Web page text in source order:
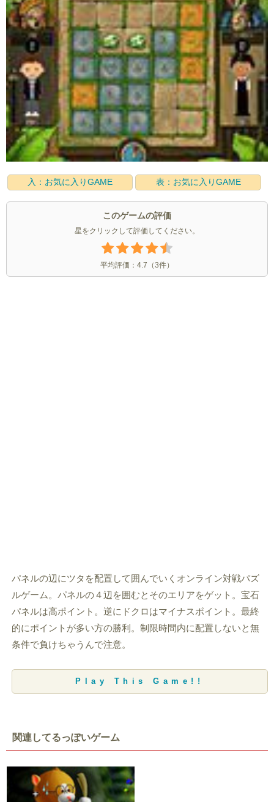
入：お気に入りGAME 表：お気に入りGAME
このゲームの評価
星をクリックして評価してください。
平均評価： 4.7 （3件）
パネルの辺にツタを配置して囲んでいくオンライン対戦パズ
ルゲーム。パネルの４辺を囲むとそのエリアをゲット。宝石
パネルは高ポイント。逆にドクロはマイナスポイント。最終
的にポイントが多い方の勝利。制限時間内に配置しないと無
条件で負けちゃうんで注意。
Play This Game!!
関連してるっぽいゲーム